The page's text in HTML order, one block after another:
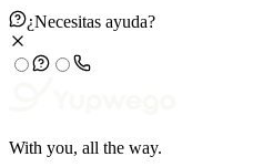
¿Necesitas ayuda?
With you, all the way.